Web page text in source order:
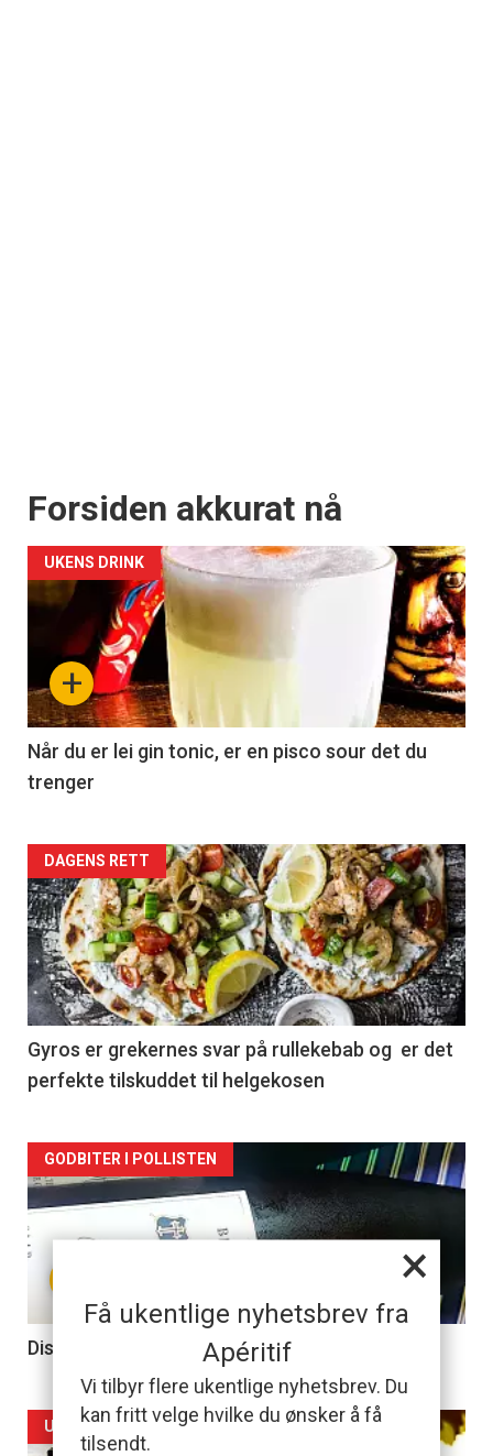
×
Få ukentlige nyhetsbrev fra
Apéritif
Vi tilbyr flere ukentlige nyhetsbrev. Du
kan fritt velge hvilke du ønsker å få
tilsendt.
Forsiden akkurat nå
+
UKENS DRINK
Når du er lei gin tonic, er en pisco sour det du
trenger
Forsiden
akkurat
nå
-
2
DAGENS RETT
Gyros er grekernes svar på rullekebab og er det
perfekte tilskuddet til helgekosen
Forsiden
akkurat
nå
3
GODBITER I POLLISTEN
Disse vinene er usannsynlig billige
Forsiden
UKENS VIN